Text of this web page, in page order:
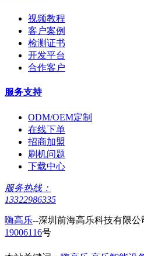
视频教程
客户案例
检测证书
开发平台
合作客户
服务支持
ODM/OEM定制
在线下单
招商加盟
刷机问题
下载中心
服务热线：
13322986335
嗨高乐--深圳前海高乐科技有限公
19006116号